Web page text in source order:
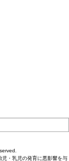
・乳児の発育に悪影響を与